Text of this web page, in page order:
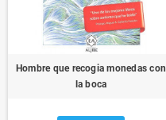
Hombre que recogia monedas con
la boca